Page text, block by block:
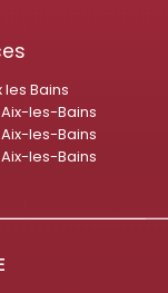
Bains
les-Bains
les-Bains
les-Bains